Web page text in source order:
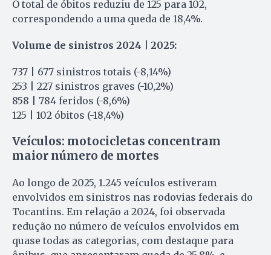
O total de óbitos reduziu de 125 para 102,
correspondendo a uma queda de 18,4%.
Volume de sinistros 2024 | 2025:
737 | 677 sinistros totais (-8,14%)
253 | 227 sinistros graves (-10,2%)
858 | 784 feridos (-8,6%)
125 | 102 óbitos (-18,4%)
Veículos: motocicletas concentram
maior número de mortes
Ao longo de 2025, 1.245 veículos estiveram
envolvidos em sinistros nas rodovias federais do
Tocantins. Em relação a 2024, foi observada
redução no número de veículos envolvidos em
quase todas as categorias, com destaque para